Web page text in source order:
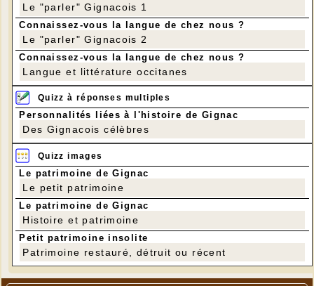
---
Le "parler" Gignacois 1
Connaissez-vous la langue de chez nous ?
Le "parler" Gignacois 2
Connaissez-vous la langue de chez nous ?
Langue et littérature occitanes
Quizz à réponses multiples
Personnalités liées à l'histoire de Gignac
Des Gignacois célèbres
Quizz images
Le patrimoine de Gignac
Le petit patrimoine
Le patrimoine de Gignac
Histoire et patrimoine
Petit patrimoine insolite
Patrimoine restauré, détruit ou récent